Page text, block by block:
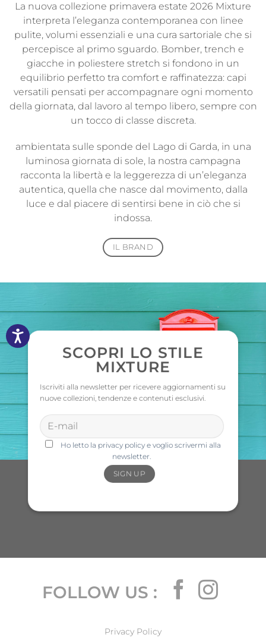
La nuova collezione primavera estate 2026 Mixture
interpreta l’eleganza contemporanea con linee
pulite, volumi essenziali e una cura sartoriale che si
percepisce al primo sguardo. Bomber, trench e
giacche in poliestere stretch si fondono in un
equilibrio perfetto tra comfort e raffinatezza: capi
versatili pensati per accompagnare ogni momento
della giornata, dal lavoro al tempo libero, sempre con
un tocco di classe discreta.
ambientata sulle sponde del Lago di Garda, in una
luminosa giornata di sole, la nostra campagna
racconta la libertà e la leggerezza di un’eleganza
autentica, quella che nasce dal movimento, dalla
luce e dal piacere di sentirsi bene in ciò che si
indossa.
IL BRAND
SCOPRI LO STILE
MIXTURE
Iscriviti alla newsletter per ricevere aggiornamenti su
nuove collezioni, tendenze e contenuti esclusivi.
Ho letto la privacy policy e voglio scrivermi alla
newsletter.
FOLLOW US :
Privacy Policy